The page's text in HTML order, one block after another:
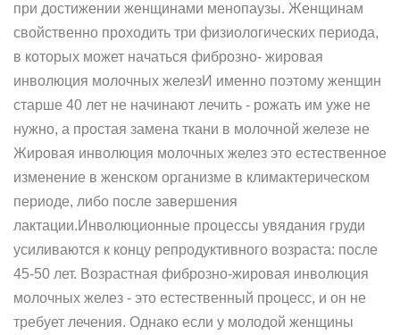
при достижении женщинами менопаузы. Женщинам
свойственно проходить три физиологических периода,
в которых может начаться фиброзно- жировая
инволюция молочных железИ именно поэтому женщин
старше 40 лет не начинают лечить - рожать им уже не
нужно, а простая замена ткани в молочной железе не
Жировая инволюция молочных желез это естественное
изменение в женском организме в климактерическом
периоде, либо после завершения
лактации.Инволюционные процессы увядания груди
усиливаются к концу репродуктивного возраста: после
45-50 лет. Возрастная фиброзно-жировая инволюция
молочных желез - это естественный процесс, и он не
требует лечения. Однако если у молодой женщины